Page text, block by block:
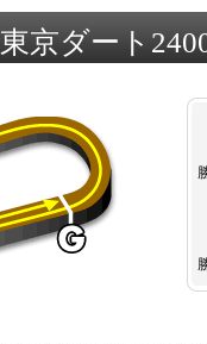
東京ダート